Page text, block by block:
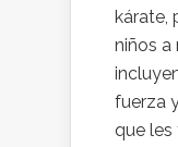
kárate,
niños a
fuerza
que les